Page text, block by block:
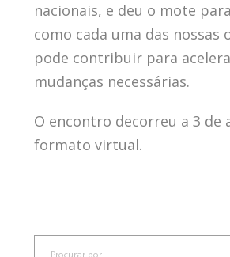
nacionais, e deu o mote
como cada uma das nossas
pode contribuir para
mudanças necessárias.
O encontro decorreu a 3 de
formato virtual.